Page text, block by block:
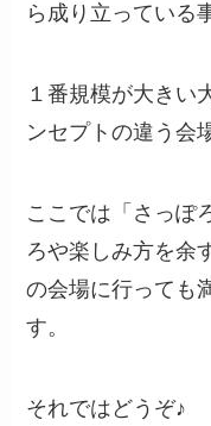
ら成り立っている
１番規模が大きい
ンセプトの違う会
ここでは「さっぽ
ろや楽しみ方を余
の会場に行っても
す。
それではどうぞ♪